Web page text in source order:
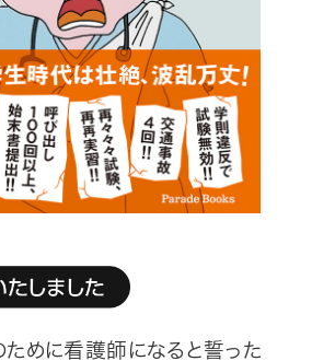
ー
参考書
学
めに看護師になると誓った